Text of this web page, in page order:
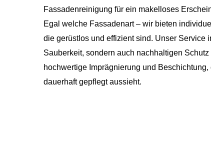
Fassadenreinigung für ein makelloses
Egal welche Fassadenart – wir bieten
die gerüstlos und effizient sind. Unser Service
Sauberkeit, sondern auch nachhaltigen
hochwertige Imprägnierung und
dauerhaft gepflegt aussieht.